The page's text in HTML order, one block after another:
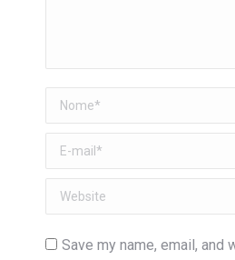
Nome *
E-mail *
Website
Save my name, email,